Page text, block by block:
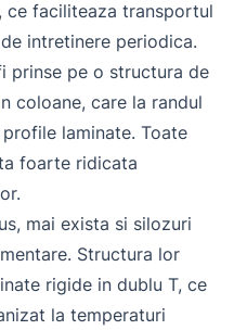
ce faciliteaza transportul
intretinere periodica.
prinse pe o structura de
coloane, care la randul
laminate. Toate
foarte ridicata
mai exista si silozuri
Structura lor
rigide in dublu T, ce
la temperaturi